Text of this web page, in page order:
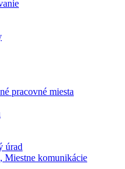
pracovné miesta
úrad
Miestne komunikácie